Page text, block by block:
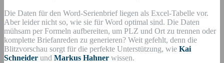
Die Daten für den Word-Serienbrief liegen als Excel-Tabelle vor.
Aber leider nicht so, wie sie für Word optimal sind. Die Daten
mühsam per Formeln aufbereiten, um PLZ und Ort zu trennen oder
komplette Briefanreden zu generieren? Weit gefehlt, denn die
Blitzvorschau sorgt für die perfekte Unterstützung, wie Kai
Schneider und Markus Hahner wissen.